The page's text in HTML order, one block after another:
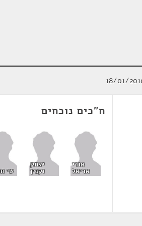
ח"כים נוכחים
אורי
אריאל
יצחק
וקנין שי